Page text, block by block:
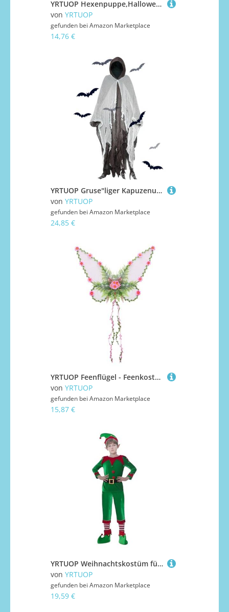
YRTUOP Hexenpuppe,Halloween Plüschhexe Spielzeug | Sanftes Dekospielzeug Für Mädchen Zuhause Wohnzimmer Sofa Bett
von YRTUOP
gefunden bei Amazon Marketplace
14,76 €
YRTUOP Gruse"liger Kapuzenumhang Für Erwachsene - Unisex Gruselumhang Mit Kapuze,Festliche Verkleidung Für Halloween Party, Rollenspiel, Bühnenauftritt Und Gruselhaus
von YRTUOP
gefunden bei Amazon Marketplace
24,85 €
YRTUOP Feenflügel - Feenkostüm mit Ranken | Festzubehör Für Bühnenauftritte Party Weihnachten Halloween Karneval Makeup
von YRTUOP
gefunden bei Amazon Marketplace
15,87 €
YRTUOP Weihnachtskostüm für,Elfenkostüm für den Heiligabend - Weihnachtsverkleidung für Partys Rollenspiel Fotografie Bühnenauftritte Familienfeiern und Feiertagsveranstaltungen
von YRTUOP
gefunden bei Amazon Marketplace
19,59 €